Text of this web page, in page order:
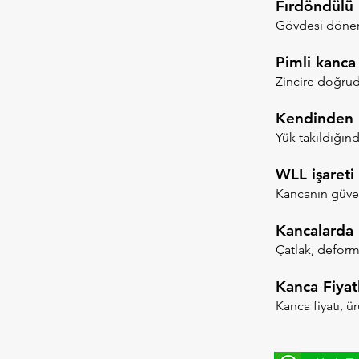
Fırdöndülü
Gövdesi döner
Pimli
Zincire
Kendinden
Yük
WLL
Kancanın
Çatlak,
Kanca
Kanca fiyatı,